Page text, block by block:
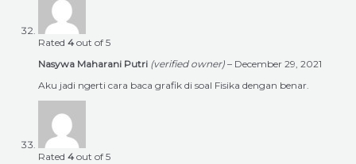
Rated 4 out of 5
Nasywa Maharani Putri (verified owner) – December 29, 2021
Aku jadi ngerti cara baca grafik di soal Fisika dengan benar.
Rated 4 out of 5